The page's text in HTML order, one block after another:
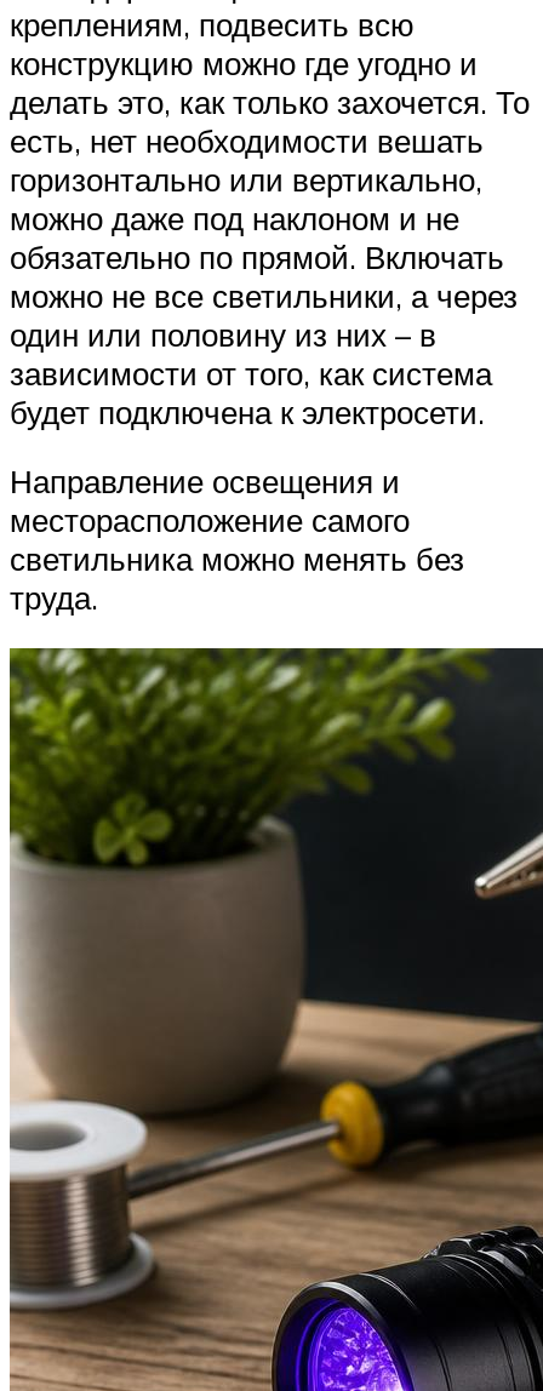
креплениям, подвесить всю
конструкцию можно где угодно и
делать это, как только захочется. То
есть, нет необходимости вешать
горизонтально или вертикально,
можно даже под наклоном и не
обязательно по прямой. Включать
можно не все светильники, а через
один или половину из них – в
зависимости от того, как система
будет подключена к электросети.
Направление освещения и
месторасположение самого
светильника можно менять без
труда.